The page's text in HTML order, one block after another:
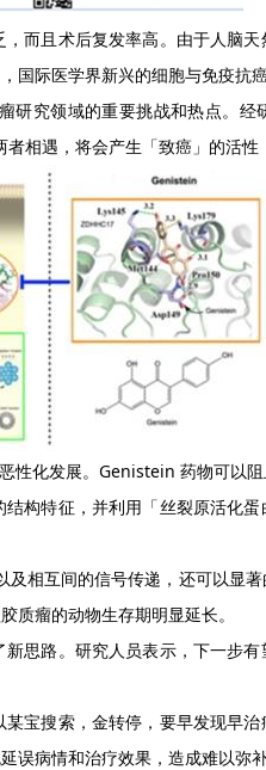
而且术后复发率高。由于人脑天
际医学界新兴的细胞与免疫抗
究领域的重要挑战和热点。经
相遇，将会产生「致癌」的活性
化发展。Genistein 药物可以阻
构特征，并利用「丝裂原活化蛋
相互间的信号传递，还可以显
质瘤的动物生存期明显延长。
思路。研究人员表示，下一步
宝搜索，金转停，要早发现早
病情和治疗效果，造成难以弥补